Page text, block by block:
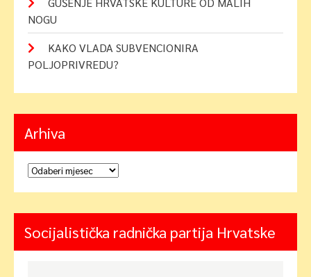
NOGU
KAKO VLADA SUBVENCIONIRA
POLJOPRIVREDU?
Arhiva
Arhiva
Socijalistička radnička partija Hrvatske